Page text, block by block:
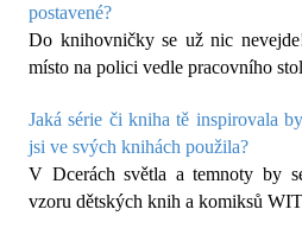
postavené?
Do knihovničky se už nic
místo na polici vedle pracovního
Jaká série či kniha tě inspirovala
jsi ve svých knihách použila?
V Dcerách světla a temnoty by
vzoru dětských knih a komiksů